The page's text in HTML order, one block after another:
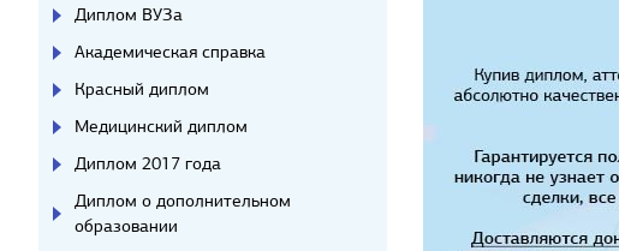
Диплом ВУЗа
Академическая справка
Красный диплом
Медицинский диплом
Диплом 2017 года
Диплом о дополнительном
образовании